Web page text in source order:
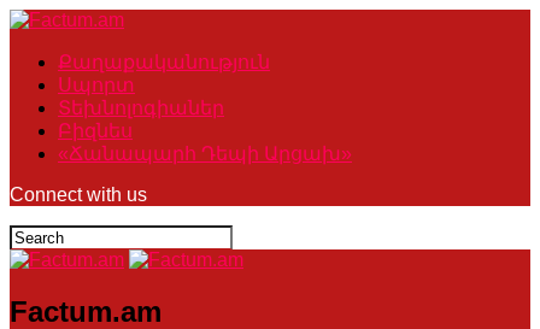
Քաղաքականություն
Սպորտ
Տեխնոլոգիաներ
Բիզնես
«Ճանապարհ Դեպի Արցախ»
Connect with us
Factum.am